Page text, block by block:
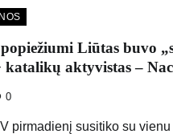
Liūtas buvo
aktyvistas –
0
pirmadienį susitiko su